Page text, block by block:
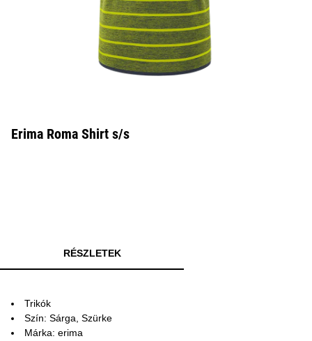
Erima Roma Shirt s/s
RÉSZLETEK
Trikók
Szín: Sárga, Szürke
Márka: erima